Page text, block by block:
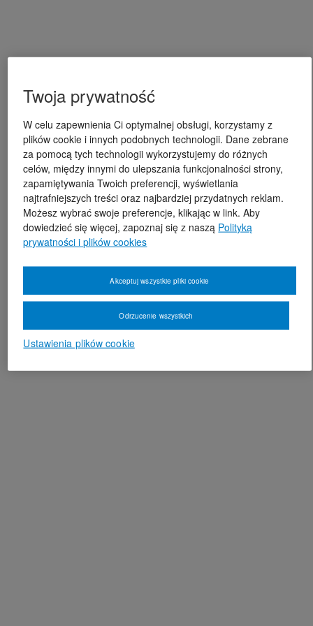
Twoja prywatność
W celu zapewnienia Ci optymalnej obsługi, korzystamy z
plików cookie i innych podobnych technologii. Dane zebrane
za pomocą tych technologii wykorzystujemy do różnych
celów, między innymi do ulepszania funkcjonalności strony,
zapamiętywania Twoich preferencji, wyświetlania
najtrafniejszych treści oraz najbardziej przydatnych reklam.
Możesz wybrać swoje preferencje, klikając w link. Aby
dowiedzieć się więcej, zapoznaj się z naszą Polityką
prywatności i plików cookies
Ustawienia plików cookie
Odrzucenie wszystkich
Akceptuj wszystkie pliki cookie